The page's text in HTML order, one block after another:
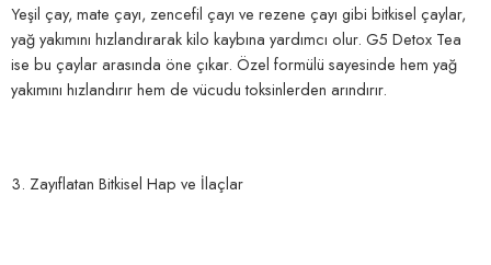
Yeşil çay, mate çayı, zencefil çayı ve rezene çayı gibi bitkisel çaylar,
yağ yakımını hızlandırarak kilo kaybına yardımcı olur. G5 Detox Tea
ise bu çaylar arasında öne çıkar. Özel formülü sayesinde hem yağ
yakımını hızlandırır hem de vücudu toksinlerden arındırır.
3. Zayıflatan Bitkisel Hap ve İlaçlar